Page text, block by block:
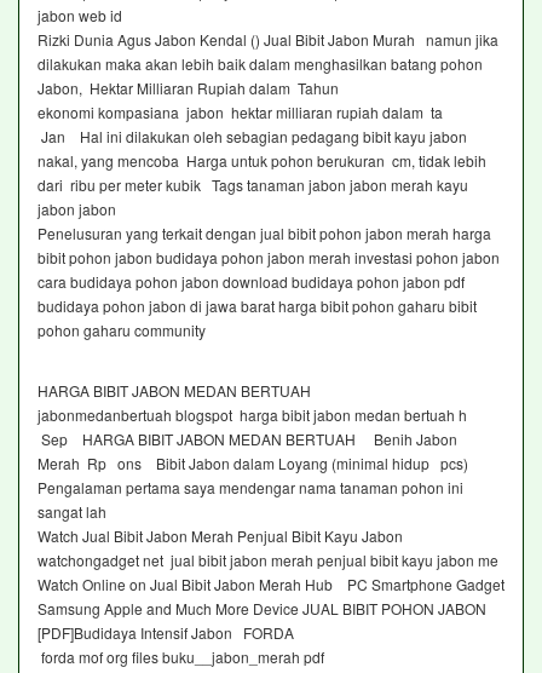
jabon web id
Rizki Dunia Agus Jabon Kendal () Jual Bibit Jabon Murah namun jika
dilakukan maka akan lebih baik dalam menghasilkan batang pohon
Jabon, Hektar Milliaran Rupiah dalam Tahun
ekonomi kompasiana jabon hektar milliaran rupiah dalam ta
Jan Hal ini dilakukan oleh sebagian pedagang bibit kayu jabon
nakal, yang mencoba Harga untuk pohon berukuran cm, tidak lebih
dari ribu per meter kubik Tags tanaman jabon jabon merah kayu
jabon jabon
Penelusuran yang terkait dengan jual bibit pohon jabon merah harga
bibit pohon jabon budidaya pohon jabon merah investasi pohon jabon
cara budidaya pohon jabon download budidaya pohon jabon pdf
budidaya pohon jabon di jawa barat harga bibit pohon gaharu bibit
pohon gaharu community
HARGA BIBIT JABON MEDAN BERTUAH
jabonmedanbertuah blogspot harga bibit jabon medan bertuah h
Sep HARGA BIBIT JABON MEDAN BERTUAH Benih Jabon
Merah Rp ons Bibit Jabon dalam Loyang (minimal hidup pcs)
Pengalaman pertama saya mendengar nama tanaman pohon ini
sangat lah
Watch Jual Bibit Jabon Merah Penjual Bibit Kayu Jabon
watchongadget net jual bibit jabon merah penjual bibit kayu jabon me
Watch Online on Jual Bibit Jabon Merah Hub PC Smartphone Gadget
Samsung Apple and Much More Device JUAL BIBIT POHON JABON
[PDF]Budidaya Intensif Jabon FORDA
forda mof org files buku__jabon_merah pdf